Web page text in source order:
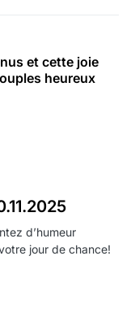
et cette joie
heureux
d’humeur
jour de chance!